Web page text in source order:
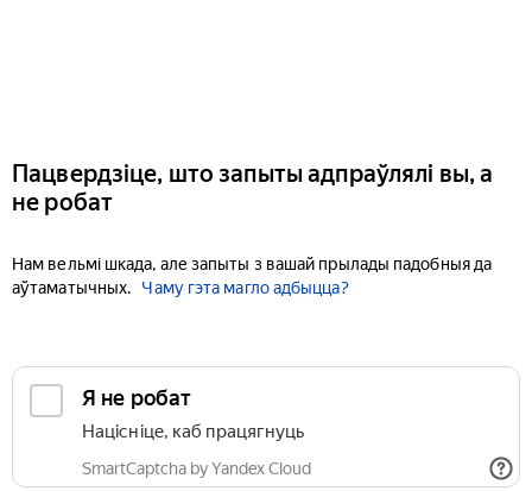
Пацвердзіце, што запыты адпраўлялі вы, а
не робат
Нам вельмі шкада, але запыты з вашай прылады падобныя да
аўтаматычных.
Чаму гэта магло адбыцца?
Я не робат
Націсніце, каб працягнуць
SmartCaptcha by Yandex Cloud